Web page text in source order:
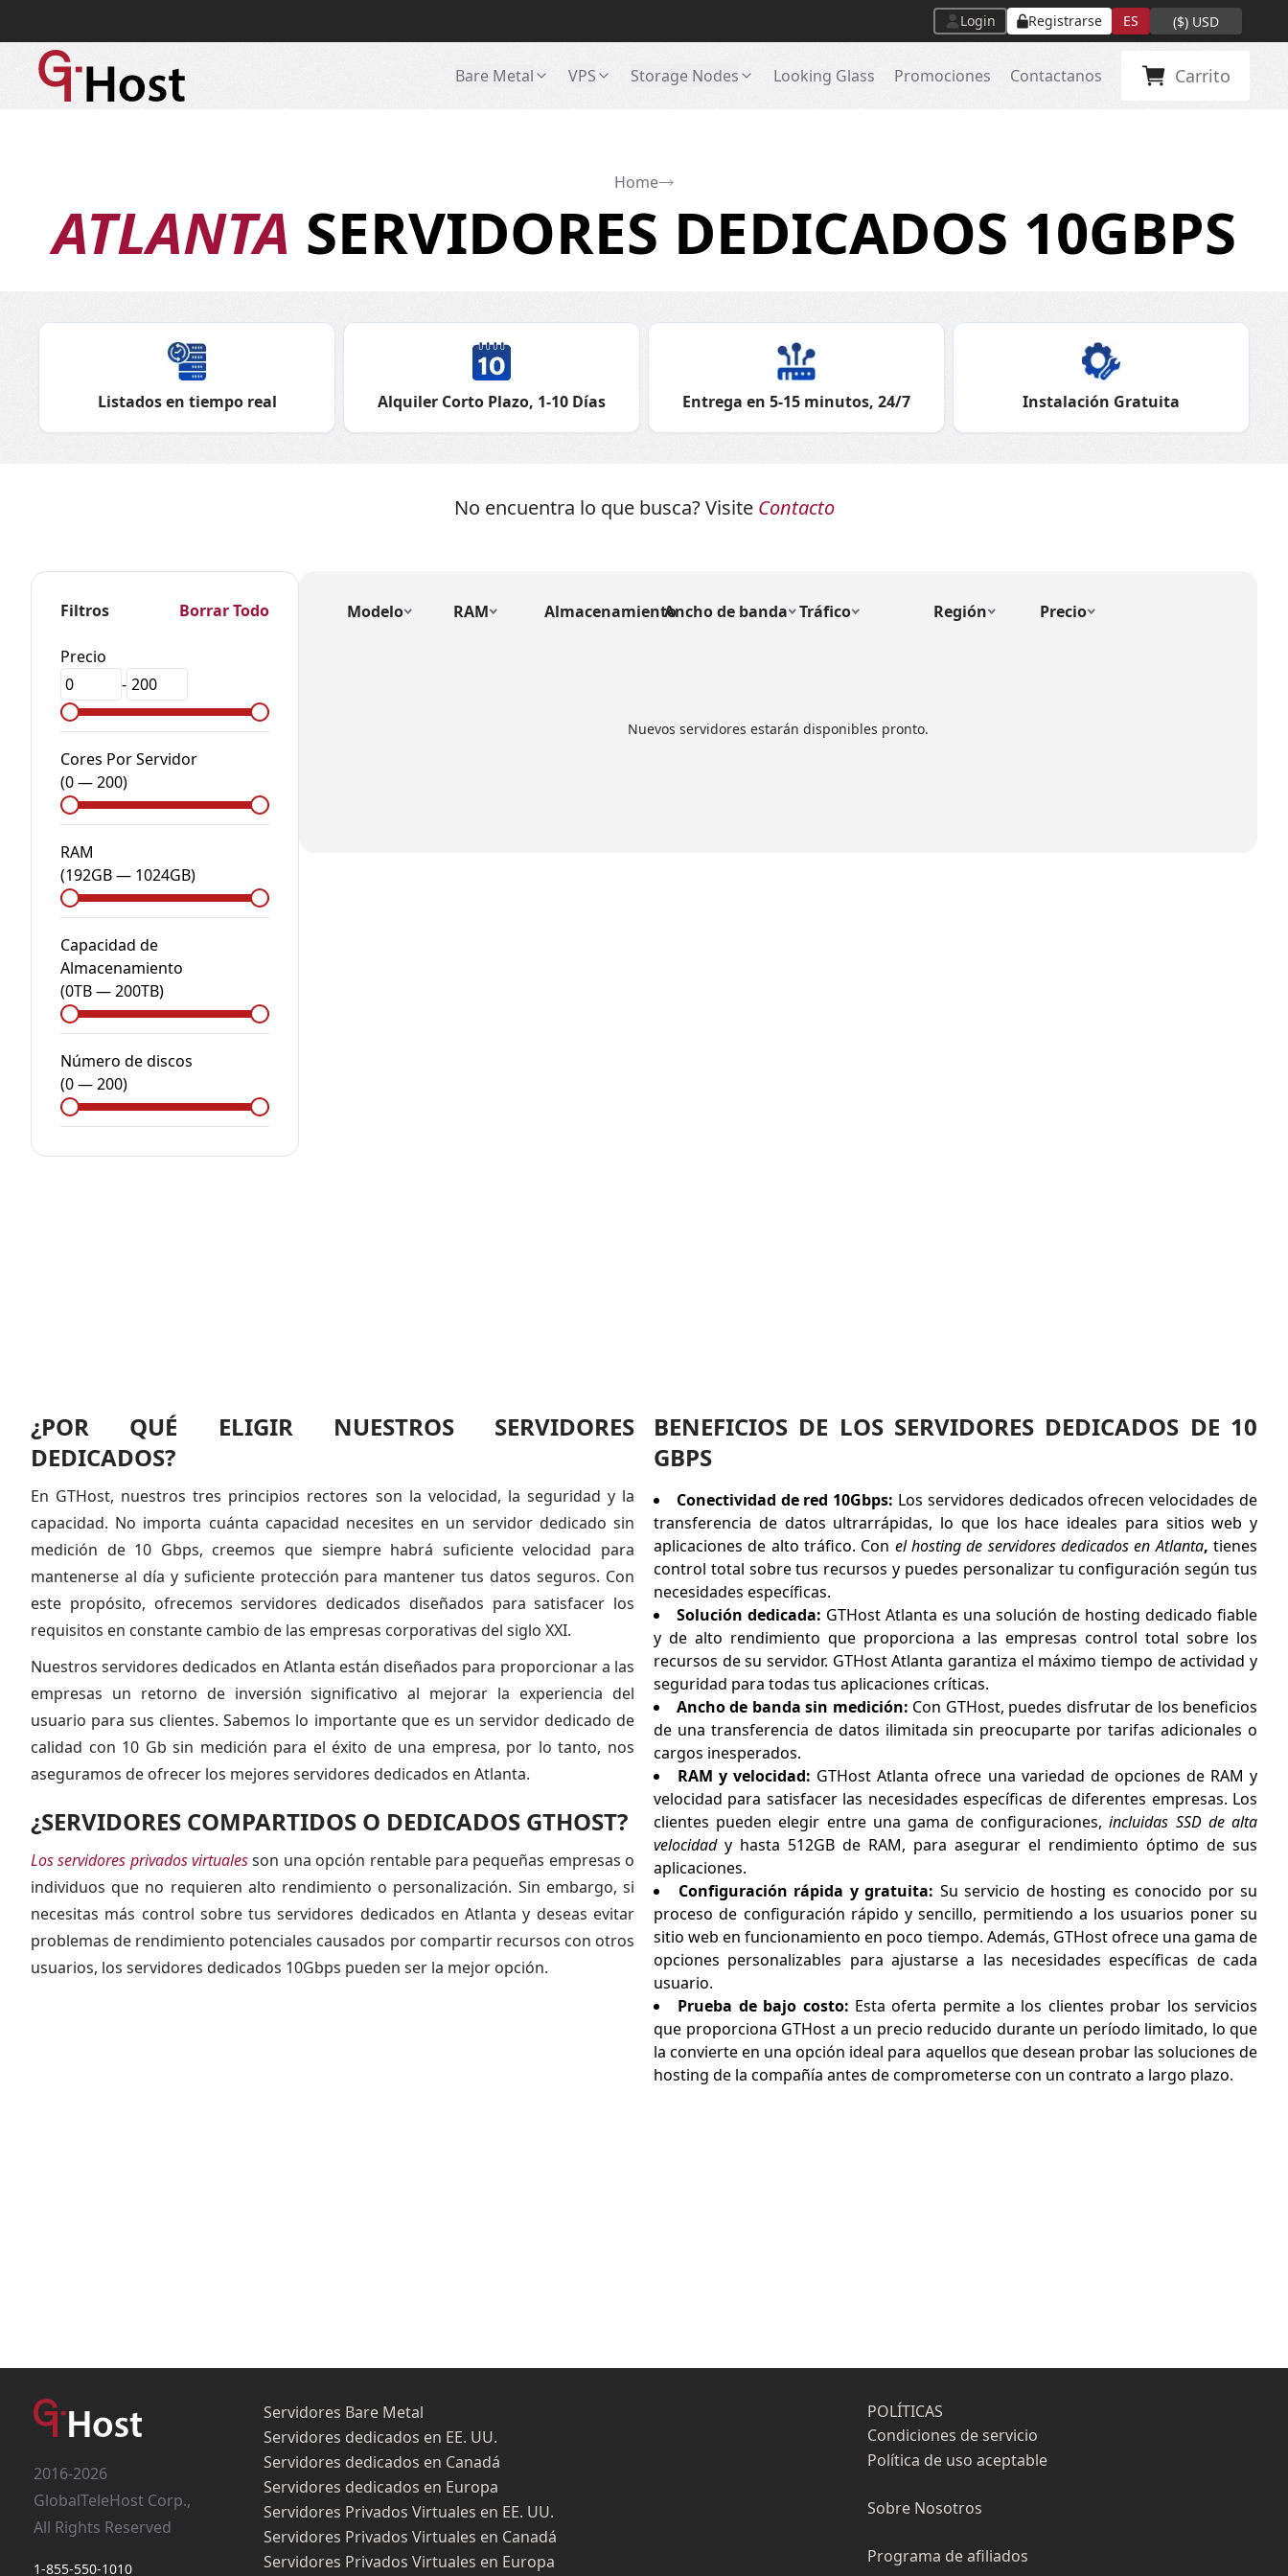
Login Registrarse ES ($) USD
Bare Metal VPS Storage Nodes Looking Glass Promociones Contactanos Carrito
Home
ATLANTA SERVIDORES DEDICADOS 10GBPS
Listados en tiempo real Alquiler Corto Plazo, 1-10 Días Entrega en 5-15 minutos, 24/7 Instalación Gratuita
No encuentra lo que busca? Visite Contacto
Filtros Borrar Todo
Precio
-
Cores Por Servidor
(0—200)
RAM
(192GB— 1024GB)
Capacidad de
Almacenamiento
(0TB—200TB)
Número de discos
(0—200)
Modelo RAM AlmacenamientoAncho de banda Tráfico Región Precio
Nuevos servidores estarán disponibles pronto.
¿POR QUÉ ELIGIR NUESTROS SERVIDORES
DEDICADOS?
En GTHost, nuestros tres principios rectores son la velocidad, la seguridad y la
capacidad. No importa cuánta capacidad necesites en un servidor dedicado sin
medición de 10 Gbps, creemos que siempre habrá suficiente velocidad para
mantenerse al día y suficiente protección para mantener tus datos seguros. Con
este propósito, ofrecemos servidores dedicados diseñados para satisfacer los
requisitos en constante cambio de las empresas corporativas del siglo XXI.
Nuestros servidores dedicados en Atlanta están diseñados para proporcionar a las
empresas un retorno de inversión significativo al mejorar la experiencia del
usuario para sus clientes. Sabemos lo importante que es un servidor dedicado de
calidad con 10 Gb sin medición para el éxito de una empresa, por lo tanto, nos
aseguramos de ofrecer los mejores servidores dedicados en Atlanta.
¿SERVIDORES COMPARTIDOS O DEDICADOS GTHOST?
Los servidores privados virtualesson una opción rentable para pequeñas empresas o
individuos que no requieren alto rendimiento o personalización. Sin embargo, si
necesitas más control sobre tus servidores dedicados en Atlanta y deseas evitar
problemas de rendimiento potenciales causados por compartir recursos con otros
usuarios, los servidores dedicados 10Gbps pueden ser la mejor opción.
BENEFICIOS DE LOS SERVIDORES DEDICADOS DE 10
GBPS
Conectividad de red 10Gbps: Los servidores dedicados ofrecen velocidades de
transferencia de datos ultrarrápidas, lo que los hace ideales para sitios web y
aplicaciones de alto tráfico. Con el hosting de servidores dedicados en Atlanta, tienes
control total sobre tus recursos y puedes personalizar tu configuración según tus
necesidades específicas.
Solución dedicada: GTHost Atlanta es una solución de hosting dedicado fiable
y de alto rendimiento que proporciona a las empresas control total sobre los
recursos de su servidor. GTHost Atlanta garantiza el máximo tiempo de actividad y
seguridad para todas tus aplicaciones críticas.
Ancho de banda sin medición: Con GTHost, puedes disfrutar de los beneficios
de una transferencia de datos ilimitada sin preocuparte por tarifas adicionales o
cargos inesperados.
RAM y velocidad: GTHost Atlanta ofrece una variedad de opciones de RAM y
velocidad para satisfacer las necesidades específicas de diferentes empresas. Los
clientes pueden elegir entre una gama de configuraciones,incluidas SSD de alta
velocidady hasta 512GB de RAM, para asegurar el rendimiento óptimo de sus
aplicaciones.
Configuración rápida y gratuita: Su servicio de hosting es conocido por su
proceso de configuración rápido y sencillo, permitiendo a los usuarios poner su
sitio web en funcionamiento en poco tiempo. Además, GTHost ofrece una gama de
opciones personalizables para ajustarse a las necesidades específicas de cada
usuario.
Prueba de bajo costo: Esta oferta permite a los clientes probar los servicios
que proporciona GTHost a un precio reducido durante un período limitado, lo que
la convierte en una opción ideal para aquellos que desean probar las soluciones de
hosting de la compañía antes de comprometerse con un contrato a largo plazo.
2016-2026
GlobalTeleHost Corp.,
All Rights Reserved
1-855-550-1010
Servidores Bare Metal
Servidores dedicados en EE. UU.
Servidores dedicados en Canadá
Servidores dedicados en Europa
Servidores Privados Virtuales en EE. UU.
Servidores Privados Virtuales en Canadá
Servidores Privados Virtuales en Europa
POLÍTICAS
Condiciones de servicio
Política de uso aceptable
Sobre Nosotros
Programa de afiliados